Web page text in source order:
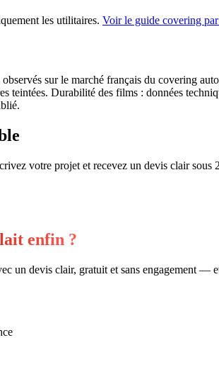
les utilitaires. Voir le guide covering
sur le marché français du covering
teintées. Durabilité des films : données
votre projet et recevez un devis clair sous
enfin ?
un devis clair, gratuit et sans engagement —